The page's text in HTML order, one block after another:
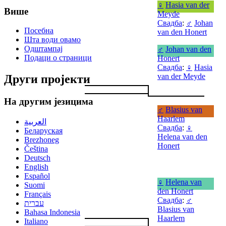
♀ Hasia van der
Meyde
Свадба: ♂ Johan
van den Honert
♂ Johan van den
Honert
Свадба: ♀ Hasia
van der Meyde
♂ Blasius van
Haarlem
Свадба: ♀
Helena van den
Honert
♀ Helena van
den Honert
Свадба: ♂
Blasius van
Haarlem
Више
Посебна
Шта води овамо
Одштампај
Подаци о страници
Други пројекти
На другим језицима
العربية
Беларуская
Brezhoneg
Čeština
Deutsch
English
Español
Suomi
Français
עברית
Bahasa Indonesia
Italiano